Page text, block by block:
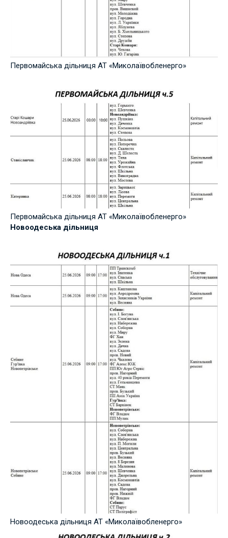
Первомайська дільниця АТ «Миколаївобленерго»
Первомайська дільниця АТ «Миколаївобленерго»
Новоодеська дільниця
Новоодеська дільниця АТ «Миколаївобленерго»